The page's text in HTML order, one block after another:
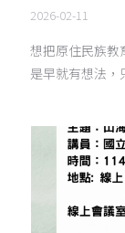
2026-02-11
想把原住民族教
是早就有想法